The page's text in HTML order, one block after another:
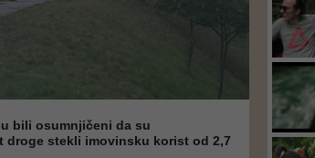
bili osumnjičeni da su
droge stekli imovinsku korist od 2,7